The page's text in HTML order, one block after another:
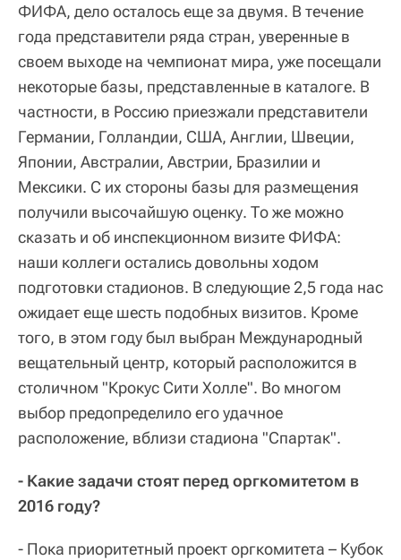
ФИФА, дело осталось еще за двумя. В течение
года представители ряда стран, уверенные в
своем выходе на чемпионат мира, уже посещали
некоторые базы, представленные в каталоге. В
частности, в Россию приезжали представители
Германии, Голландии, США, Англии, Швеции,
Японии, Австралии, Австрии, Бразилии и
Мексики. С их стороны базы для размещения
получили высочайшую оценку. То же можно
сказать и об инспекционном визите ФИФА:
наши коллеги остались довольны ходом
подготовки стадионов. В следующие 2,5 года нас
ожидает еще шесть подобных визитов. Кроме
того, в этом году был выбран Международный
вещательный центр, который расположится в
столичном "Крокус Сити Холле". Во многом
выбор предопределило его удачное
расположение, вблизи стадиона "Спартак".
- Какие задачи стоят перед оргкомитетом в
2016 году?
- Пока приоритетный проект оргкомитета – Кубок